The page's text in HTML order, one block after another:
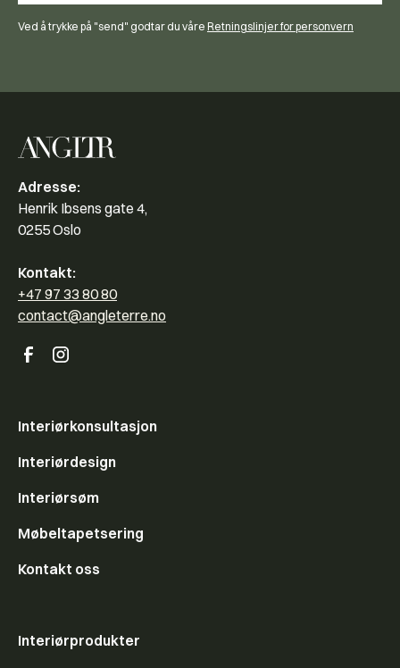
Ved å trykke på "send" godtar du våre Retningslinjer for personvern
Adresse:
Henrik Ibsens gate 4,
0255 Oslo
Kontakt:
+47 97 33 80 80
contact@angleterre.no
Interiørkonsultasjon
Interiørdesign
Interiørsøm
Møbeltapetsering
Kontakt oss
Interiørprodukter